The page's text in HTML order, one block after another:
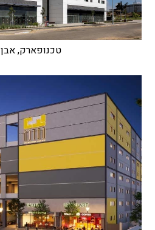
טכנופארק, אבן